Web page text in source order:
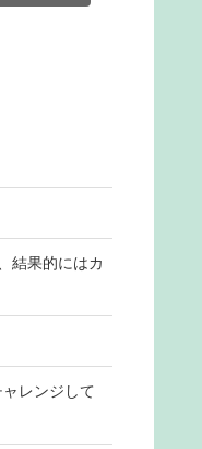
結果的にはカ
レンジして